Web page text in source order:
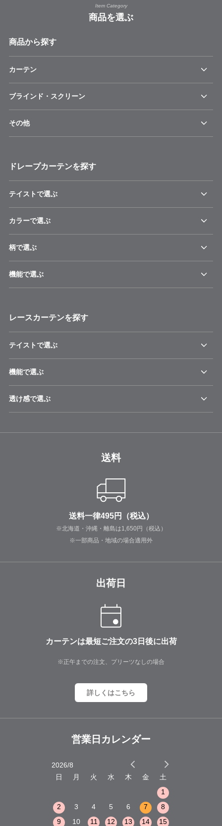
Item Category
商品を選ぶ
商品から探す
カーテン
ブラインド・スクリーン
その他
ドレープカーテンを探す
テイストで選ぶ
カラーで選ぶ
柄で選ぶ
機能で選ぶ
レースカーテンを探す
テイストで選ぶ
機能で選ぶ
透け感で選ぶ
送料
送料一律495円（税込）
※北海道・沖縄・離島は1,650円（税込）
※一部商品・地域の場合適用外
出荷日
カーテンは最短ご注文の3日後に出荷
※正午までの注文、プリーツなしの場合
詳しくはこちら
営業日カレンダー
2026/8
日
月 火 水 木 金
土
1
2
3 4 5 6 7
8
9
10 11 12 13 14
15